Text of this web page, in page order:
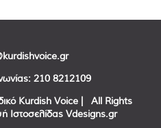
210 8212109
Kurdish Voice | All Rights
Vdesigns.gr